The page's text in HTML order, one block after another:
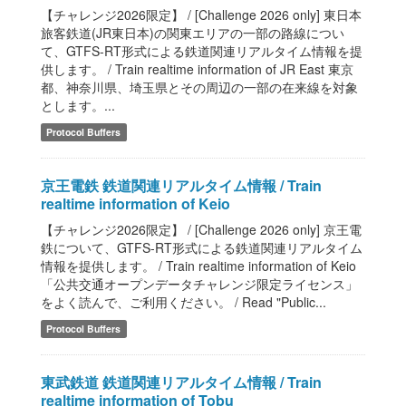
【チャレンジ2026限定】 / [Challenge 2026 only] 東日本
旅客鉄道(JR東日本)の関東エリアの一部の路線につい
て、GTFS-RT形式による鉄道関連リアルタイム情報を提
供します。 / Train realtime information of JR East 東京
都、神奈川県、埼玉県とその周辺の一部の在来線を対象
とします。...
Protocol Buffers
京王電鉄 鉄道関連リアルタイム情報 / Train
realtime information of Keio
【チャレンジ2026限定】 / [Challenge 2026 only] 京王電
鉄について、GTFS-RT形式による鉄道関連リアルタイム
情報を提供します。 / Train realtime information of Keio
「公共交通オープンデータチャレンジ限定ライセンス」
をよく読んで、ご利用ください。 / Read "Public...
Protocol Buffers
東武鉄道 鉄道関連リアルタイム情報 / Train
realtime information of Tobu